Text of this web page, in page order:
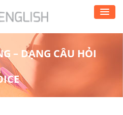
– DẠNG CÂU HỎI